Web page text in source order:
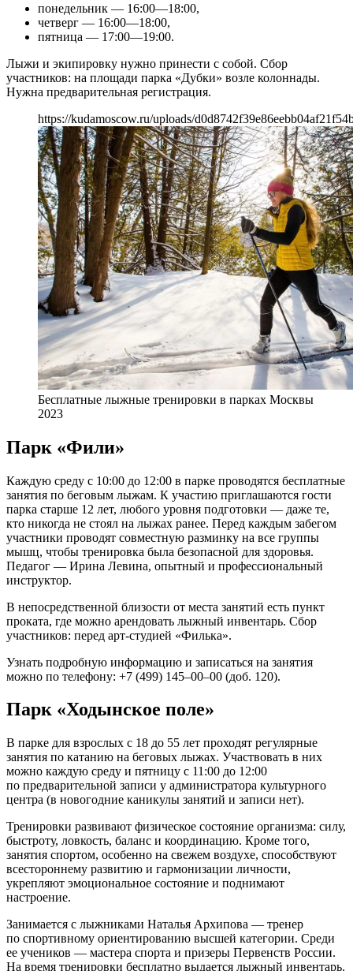
понедельник — 16:00—18:00,
четверг — 16:00—18:00,
пятница — 17:00—19:00.
Лыжи и экипировку нужно принести с собой. Сбор
участников: на площади парка «Дубки» возле колоннады.
Нужна предварительная регистрация.
https://kudamoscow.ru/uploads/
Бесплатные лыжные тренировки в парках Москвы
2023
Парк «Фили»
Каждую среду с 10:00 до 12:00 в парке проводятся бесплатные
занятия по беговым лыжам. К участию приглашаются гости
парка старше 12 лет, любого уровня подготовки — даже те,
кто никогда не стоял на лыжах ранее. Перед каждым забегом
участники проводят совместную разминку на все группы
мышц, чтобы тренировка была безопасной для здоровья.
Педагог — Ирина Левина, опытный и профессиональный
инструктор.
В непосредственной близости от места занятий есть пункт
проката, где можно арендовать лыжный инвентарь. Сбор
участников: перед арт-студией «Филька».
Узнать подробную информацию и записаться на занятия
можно по телефону: +7 (499) 145–00–00 (доб. 120).
Парк «Ходынское поле»
В парке для взрослых с 18 до 55 лет проходят регулярные
занятия по катанию на беговых лыжах. Участвовать в них
можно каждую среду и пятницу с 11:00 до 12:00
по предварительной записи у администратора культурного
центра (в новогодние каникулы занятий и записи нет).
Тренировки развивают физическое состояние организма: силу,
быстроту, ловкость, баланс и координацию. Кроме того,
занятия спортом, особенно на свежем воздухе, способствуют
всестороннему развитию и гармонизации личности,
укрепляют эмоциональное состояние и поднимают
настроение.
Занимается с лыжниками Наталья Архипова — тренер
по спортивному ориентированию высшей категории. Среди
ее учеников — мастера спорта и призеры Первенств России.
На время тренировки бесплатно выдается лыжный инвентарь.